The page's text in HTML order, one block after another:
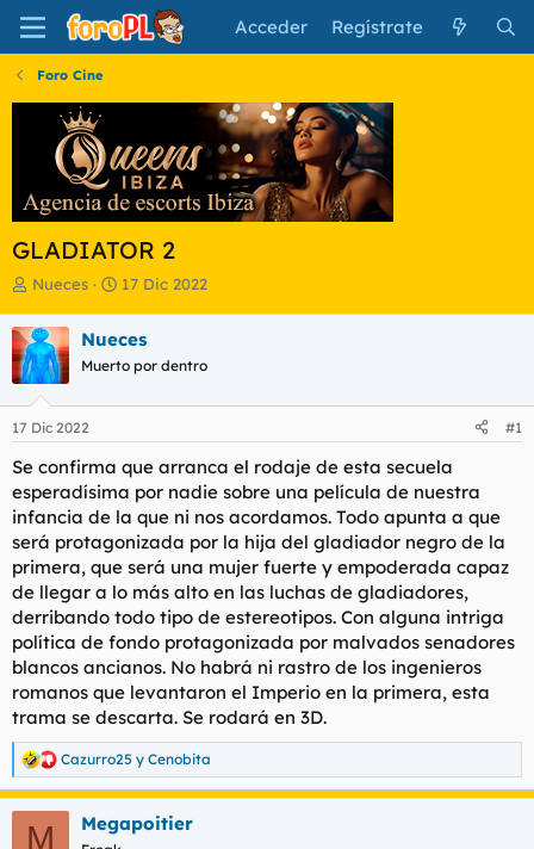
Acceder Regístrate
Foro Cine
GLADIATOR 2
I
i
c
i
a
d
o
d
e
l
t
e
m
a
Nueces
F
h
a
e
i
c
i
o
17 Dic 2022
Nueces
Muerto por dentro
17 Dic 2022 #1
Se confirma que arranca el rodaje de esta secuela
esperadísima por nadie sobre una película de nuestra
infancia de la que ni nos acordamos. Todo apunta a que
será protagonizada por la hija del gladiador negro de la
primera, que será una mujer fuerte y empoderada capaz
de llegar a lo más alto en las luchas de gladiadores,
derribando todo tipo de estereotipos. Con alguna intriga
política de fondo protagonizada por malvados senadores
blancos ancianos. No habrá ni rastro de los ingenieros
romanos que levantaron el Imperio en la primera, esta
trama se descarta. Se rodará en 3D.
R
e
a
Cazurro25 y Cenobita
M Megapoitier